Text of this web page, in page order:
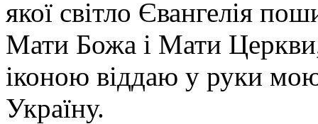
якої світло Євангелія
Мати Божа і Мати
іконою віддаю у руки
Україну.